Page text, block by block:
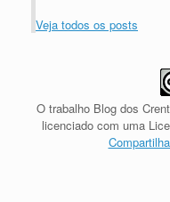
Veja todos os posts
O trabalho Blog dos
licenciado com uma